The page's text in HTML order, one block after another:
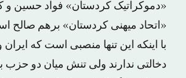
«دموکراتیک کردستان» فواد حسین و
«اتحاد میهنی کردستان» برهم صالح
با اینکه این تنها منصبی است که ایران
دخالتی ندارند ولی تنش میان دو حزب